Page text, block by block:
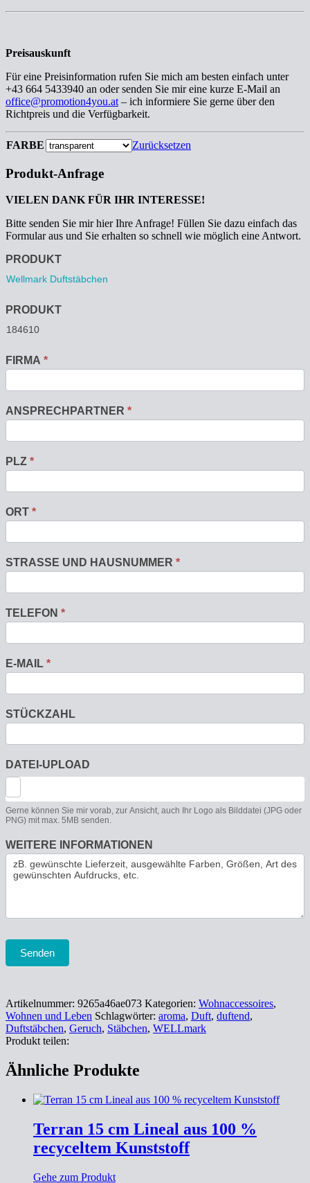
Preisauskunft
Für eine Preisinformation rufen Sie mich am besten einfach unter
+43 664 5433940 an oder senden Sie mir eine kurze E-Mail an
office@promotion4you.at – ich informiere Sie gerne über den
Richtpreis und die Verfügbarkeit.
FARBE Zurücksetzen
Produkt-Anfrage
VIELEN DANK FÜR IHR INTERESSE!
Bitte senden Sie mir hier Ihre Anfrage! Füllen Sie dazu einfach das
Formular aus und Sie erhalten so schnell wie möglich eine Antwort.
Anfrage
PRODUKT
PRODUKT
FIRMA *
ANSPRECHPARTNER *
PLZ *
ORT *
STRASSE UND HAUSNUMMER *
TELEFON *
E-MAIL *
STÜCKZAHL
DATEI-UPLOAD
Gerne können Sie mir vorab, zur Ansicht, auch Ihr Logo als Bilddatei (JPG oder
PNG) mit max. 5MB senden.
WEITERE INFORMATIONEN
Senden
Artikelnummer: 9265a46ae073 Kategorien: Wohnaccessoires,
Wohnen und Leben Schlagwörter: aroma, Duft, duftend,
Duftstäbchen, Geruch, Stäbchen, WELLmark
Produkt teilen:
Ähnliche Produkte
Terran 15 cm Lineal aus 100 %
recyceltem Kunststoff
Gehe zum Produkt